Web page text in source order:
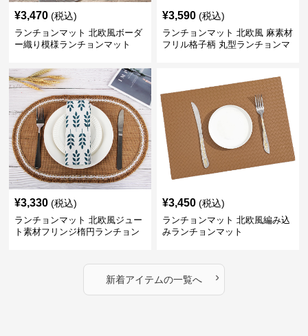
¥3,470 (税込)
ランチョンマット 北欧風ボーダ
ー織り模様ランチョンマット
¥3,590 (税込)
ランチョンマット 北欧風 麻素材
フリル格子柄 丸型ランチョンマ
¥3,330 (税込)
ランチョンマット 北欧風ジュー
ト素材フリンジ楕円ランチョン
¥3,450 (税込)
ランチョンマット 北欧風編み込
みランチョンマット
新着アイテムの一覧へ ›